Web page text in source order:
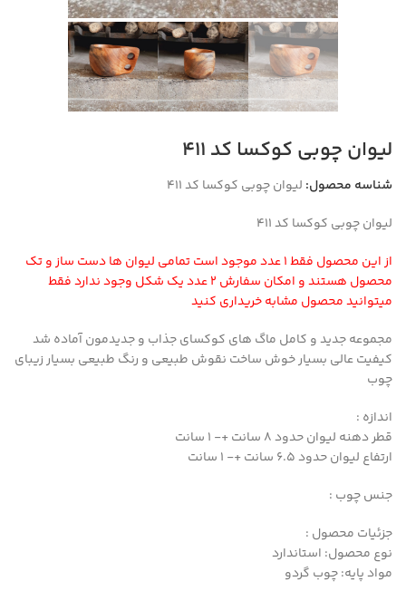
لیوان چوبی کوکسا کد ۴۱۱
شناسه محصول: لیوان چوبی کوکسا کد ۴۱۱
لیوان چوبی کوکسا کد ۴۱۱
از این محصول فقط ۱ عدد موجود است تمامی لیوان ها دست ساز و تک
محصول هستند و امکان سفارش ۲ عدد یک شکل وجود ندارد فقط
میتوانید محصول مشابه خریداری کنید
مجموعه جدید و کامل ماگ های کوکسای جذاب و جدیدمون آماده شد
کیفیت عالی بسیار خوش ساخت نقوش طبیعی و رنگ طبیعی بسیار زیبای
چوب
اندازه :
قطر دهنه لیوان حدود ۸ سانت +- ۱ سانت
ارتفاع لیوان حدود ۶.۵ سانت +- ۱ سانت
جنس چوب :
جزئیات محصول :
نوع محصول: استاندارد
مواد پایه: چوب گردو